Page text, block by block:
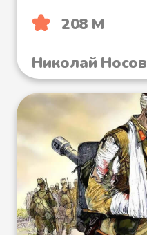
208 М
Николай Носов